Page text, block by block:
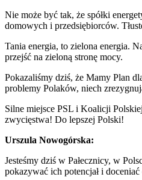
Nie może być tak, że spółki
domowych i przedsiębiorców.
Tania energia, to zielona energia.
przejść na zieloną stronę mocy.
Pokazaliśmy dziś, że Mamy Plan
problemy Polaków, niech
Silne miejsce PSL i Koalicji
zwycięstwa! Do lepszej Polski!
Urszula Nowogórska:
Jesteśmy dziś w Pałecznicy, w
pokazywać ich potencjał i doceniać